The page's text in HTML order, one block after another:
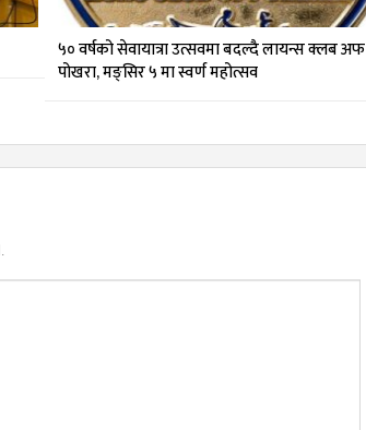
५० वर्षको सेवायात्रा उत्सवमा बदल्दै लायन्स क्लब अफ
पोखरा, मङ्सिर ५ मा स्वर्ण महोत्सव